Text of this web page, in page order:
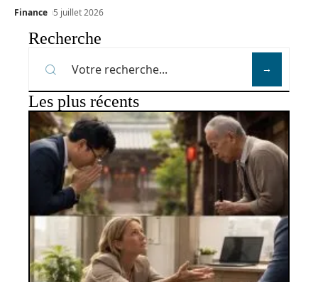
Finance 5 juillet 2026
Recherche
Les plus récents